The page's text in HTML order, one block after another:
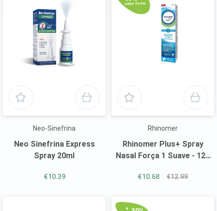
Neo-Sinefrina
Neo Sinefrina Express
Spray 20ml
€10.39
sobre P.V.P.R
Rhinomer
Rhinomer Plus+ Spray
Nasal Força 1 Suave - 125
€10.68 €12.99
+